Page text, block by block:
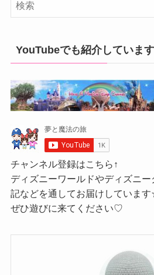
YouTubeでも紹介していま
チャンネル登録はこちら↑
ディズニーワールドやディズニ
記などを通してお届けしていま
ぜひ遊びに来てください♡